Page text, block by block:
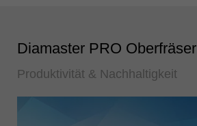
Diamaster PRO Oberfräser
Produktivität & Nachhaltigkeit